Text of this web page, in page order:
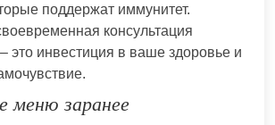
поддержат иммунитет.
консультация
это инвестиция в ваше здоровье и
меню заранее